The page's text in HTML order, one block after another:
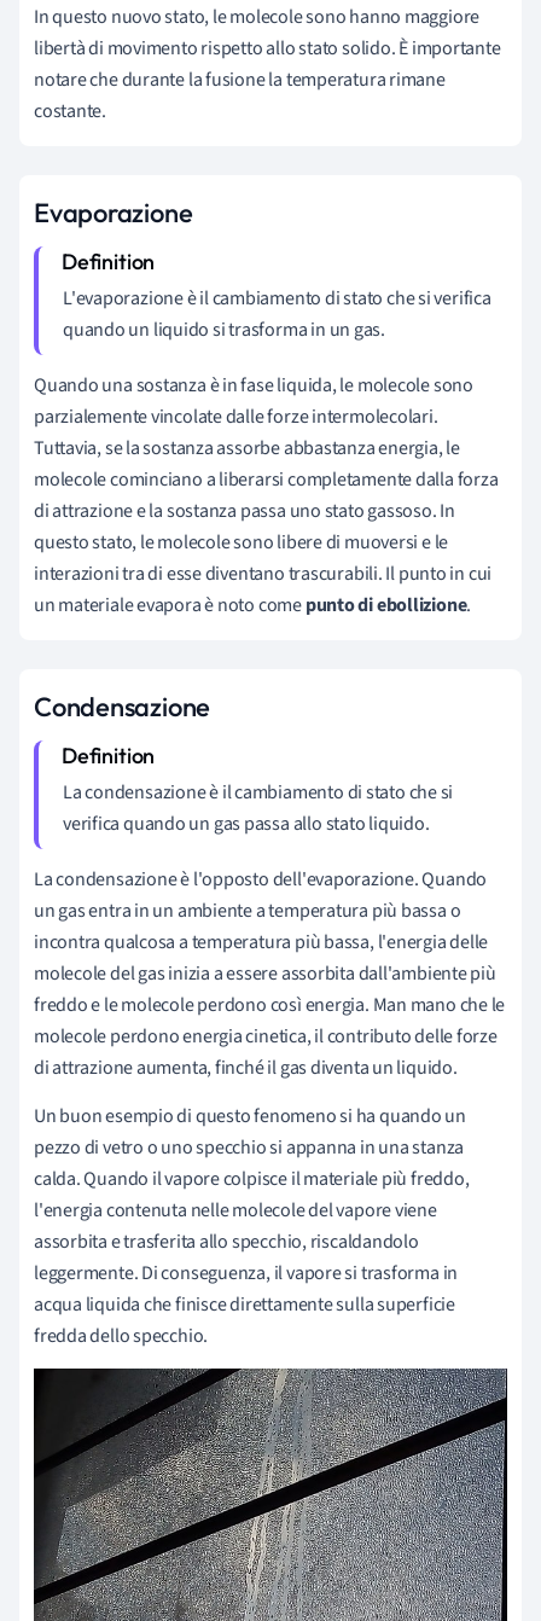
In questo nuovo stato, le molecole sono hanno maggiore
libertà di movimento rispetto allo stato solido. È importante
notare che durante la fusione la temperatura rimane
costante.
Evaporazione
L'evaporazione è il cambiamento di stato che si verifica
quando un liquido si trasforma in un gas.
Quando una sostanza è in fase liquida, le molecole sono
parzialemente vincolate dalle forze intermolecolari.
Tuttavia, se la sostanza assorbe abbastanza energia, le
molecole cominciano a liberarsi completamente dalla forza
di attrazione e la sostanza passa uno stato gassoso. In
questo stato, le molecole sono libere di muoversi e le
interazioni tra di esse diventano trascurabili. Il punto in cui
un materiale evapora è noto comepunto di ebollizione.
Condensazione
La condensazione è il cambiamento di stato che si
verifica quando un gas passa allo stato liquido.
La condensazione è l'opposto dell'evaporazione. Quando
un gas entra in un ambiente a temperatura più bassa o
incontra qualcosa a temperatura più bassa, l'energia delle
molecole del gas inizia a essere assorbita dall'ambiente più
freddo e le molecole perdono così energia. Man mano che le
molecole perdono energia cinetica, il contributo delle forze
di attrazione aumenta, finché il gas diventa un liquido.
Un buon esempio di questo fenomeno si ha quando un
pezzo di vetro o uno specchio si appanna in una stanza
calda. Quando il vapore colpisce il materiale più freddo,
l'energia contenuta nelle molecole del vapore viene
assorbita e trasferita allo specchio, riscaldandolo
leggermente. Di conseguenza, il vapore si trasforma in
acqua liquida che finisce direttamente sulla superficie
fredda dello specchio.